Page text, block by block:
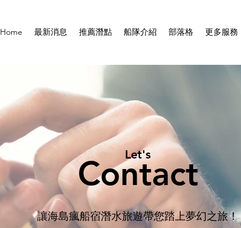
Home 最新消息 推薦潛點 船隊介紹 部落格 更多服務
Let's
Contact
讓海島瘋船宿潛水旅遊帶您踏上夢幻之旅！